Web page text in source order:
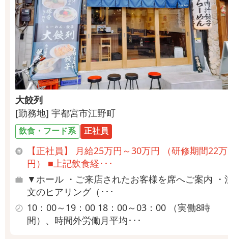
大餃列
[勤務地] 宇都宮市江野町
飲食・フード系 正社員
【正社員】 月給25万円～30万円 （研修期間22万
円） ■上記飲食経･･･
▼ホール ・ご来店されたお客様を席へご案内 ・
文のヒアリング（･･･
10：00～19：00 18：00～03：00 （実働8時
間）、時間外労働月平均･･･